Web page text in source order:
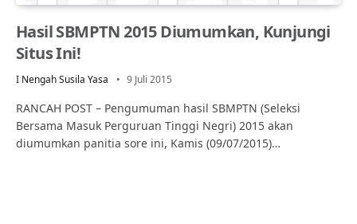
Hasil SBMPTN 2015 Diumumkan, Kunjungi
Situs Ini!
I Nengah Susila Yasa 9 Juli 2015
RANCAH POST – Pengumuman hasil SBMPTN (Seleksi
Bersama Masuk Perguruan Tinggi Negri) 2015 akan
diumumkan panitia sore ini, Kamis (09/07/2015)…